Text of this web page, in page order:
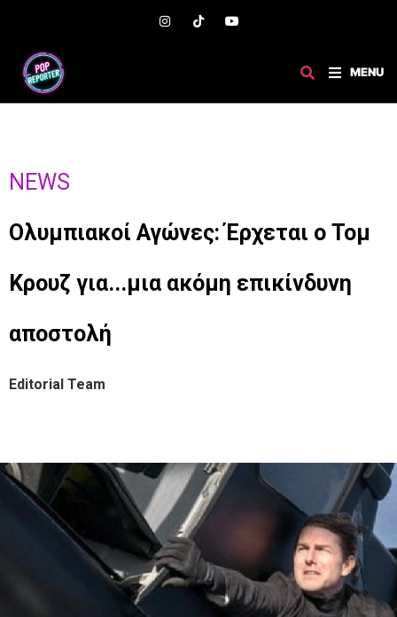
MENU
NEWS
Ολυμπιακοί Αγώνες: Έρχεται ο Τομ
Κρουζ για...μια ακόμη επικίνδυνη
αποστολή
Editorial Team